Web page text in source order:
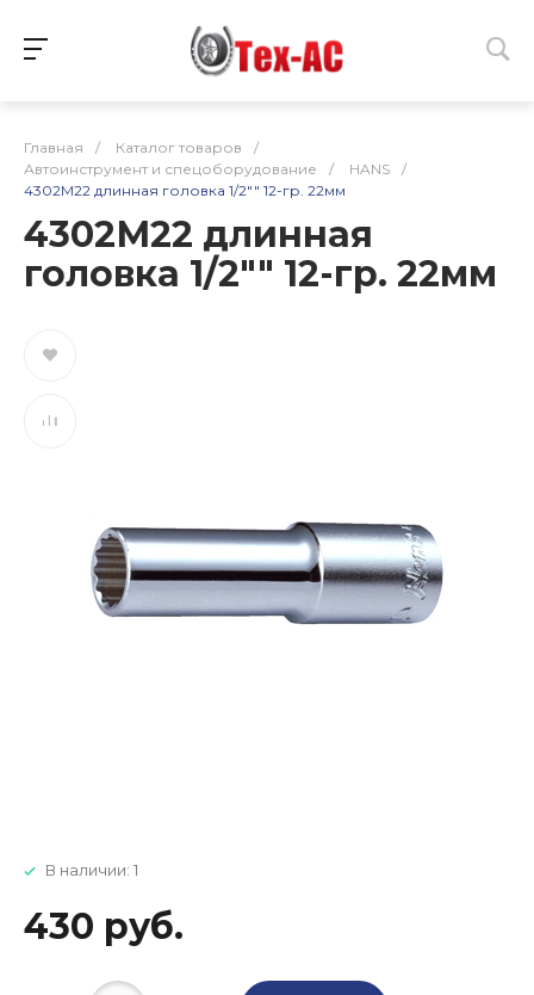
Главная / Каталог товаров
/
Автоинструмент и спецоборудование
/ HANS
/
4302М22 длинная головка 1/2"" 12-гр. 22мм
4302М22 длинная
головка 1/2"" 12-гр. 22мм
В наличии: 1
430 руб.